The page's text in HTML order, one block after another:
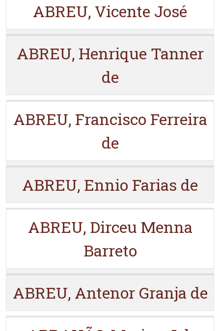
ABREU, Vicente José
ABREU, Henrique Tanner
de
ABREU, Francisco Ferreira
de
ABREU, Ennio Farias de
ABREU, Dirceu Menna
Barreto
ABREU, Antenor Granja de